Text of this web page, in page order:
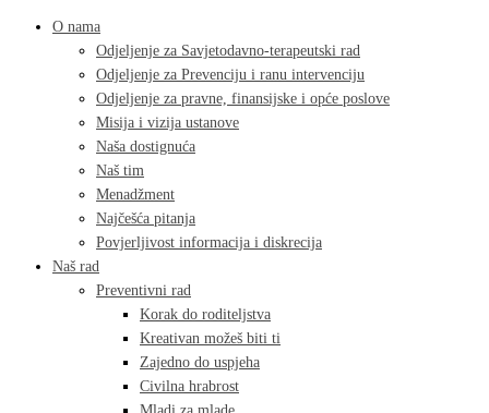
O nama
Odjeljenje za Savjetodavno-terapeutski rad
Odjeljenje za Prevenciju i ranu intervenciju
Odjeljenje za pravne, finansijske i opće poslove
Misija i vizija ustanove
Naša dostignuća
Naš tim
Menadžment
Najčešća pitanja
Povjerljivost informacija i diskrecija
Naš rad
Preventivni rad
Korak do roditeljstva
Kreativan možeš biti ti
Zajedno do uspjeha
Civilna hrabrost